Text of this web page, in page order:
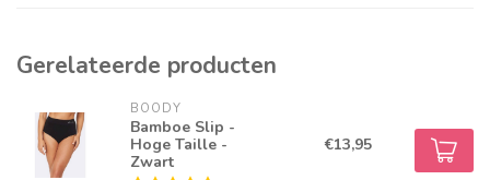
Gerelateerde producten
BOODY
Bamboe Slip -
Hoge Taille -
Zwart
€13,95